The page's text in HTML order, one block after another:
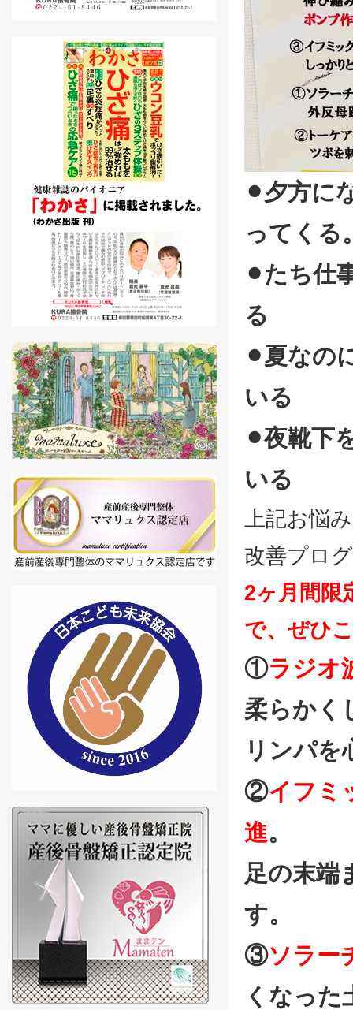
⚫︎夕方に
ってくる
⚫︎たち仕
る
⚫︎夏なの
いる
⚫︎夜靴下
いる
上記お悩
改善プロ
2ヶ月間限
で、ぜひ
①ラジオ
柔らかく
リンパを
②イフミ
進。
足の末端
す。
③ソラー
くなった